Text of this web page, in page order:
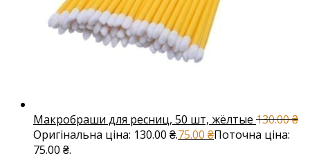
Макробраши для ресниц, 50 шт, жёлтые 130.00₴
Оригінальна ціна: 130.00 ₴.75.00 ₴Поточна ціна:
75.00 ₴.